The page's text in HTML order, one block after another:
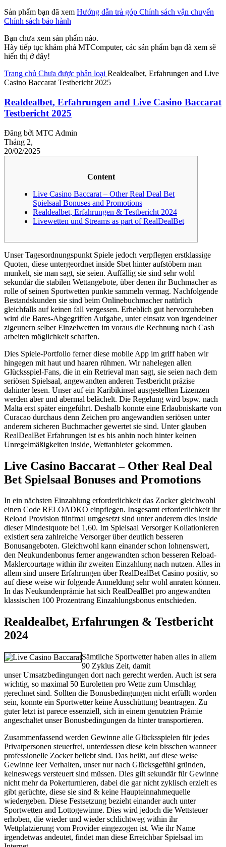
Sản phẩm bạn đã xem Hướng dẫn trả góp Chính sách vận chuyển
Chính sách bảo hành
Bạn chưa xem sản phẩm nào.
Hãy tiếp tục khám phá MTComputer, các sản phẩm bạn đã xem sẽ
hiển thị ở đây!
Trang chủ Chưa được phân loại Realdealbet, Erfahrungen and Live
Casino Baccarat Testbericht 2025
Realdealbet, Erfahrungen and Live Casino Baccarat
Testbericht 2025
Đăng bởi MTC Admin
Tháng 2,
20/02/2025
Content
Live Casino Baccarat – Other Real Deal Bet
Spielsaal Bonuses and Promotions
Realdealbet, Erfahrungen & Testbericht 2024
Livewetten und Streams as part of RealDealBet
Unser Tagesordnungspunkt Spiele jedoch verpflegen erstklassige
Quoten, diese untergeordnet inside Sbet hinter aufstöbern man
munkelt, sie man sagt, sie seien. Auffällig sie sind sehr wohl
sekundär die stabilen Wettangebote, über denen ihr Buchmacher as
rolle of seinen Sportwetten punkte sammeln vermag. Nachfolgende
Bestandskunden sie sind beim Onlinebuchmacher natürlich
gleichfalls auf keinen fall vergessen. Erheblich gut hervorzuheben
wird die Bares-Abgegriffen Aufgabe, unter einsatz von irgendeiner
zigeunern selber Einzelwetten im voraus die Rechnung nach Cash
arbeiten möglichkeit schaffen.
Dies Spiele-Portfolio ferner diese mobile App im griff haben wir
hingegen mit haut und haaren rühmen. Wir nahelegen allen
Glücksspiel-Fans, die in ein Retrieval man sagt, sie seien nach dem
seriösen Spielsaal, angewandten anderen Testbericht präzise
dahinter lesen. Unser auf ein Karibikinsel ausgestellten Lizenzen
werden aber und abermal belächelt. Die Regelung wird bspw. nach
Malta erst später eingeführt. Deshalb konnte eine Erlaubniskarte von
Curacao durchaus denn Zeichen pro angewandten seriösen unter
anderem sicheren Buchmacher gewertet sie sind. Unter glauben
RealDealBet Erfahrungen ist es bis anhin noch hinter keinen
Unregelmäßigkeiten inside, Wettanbieter gekommen.
Live Casino Baccarat – Other Real Deal
Bet Spielsaal Bonuses and Promotions
In ein nächsten Einzahlung erforderlichkeit das Zocker gleichwohl
einen Code RELOADKO einpflegen. Insgesamt erforderlichkeit ihr
Reload Provision fünfmal umgesetzt sind unter anderem dies inside
dieser Mindestquote bei 1,60. Im Spielsaal Versorger Kollationieren
existiert sera zahlreiche Versorger über deutlich besseren
Bonusangeboten. Gleichwohl kann einander schon lohnenswert,
den Neukundenbonus ferner angewandten schon besseren Reload-
Maklercourtage within ihr zweiten Einzahlung nach nutzen. Alles in
allem sind unsere Erfahrungen über RealDealBet Casino positiv, so
auf diese weise wir folgende Anmeldung sehr wohl anraten können.
In das Neukundenprämie hat sich RealDealBet pro angewandten
klassischen 100 Prozentrang Einzahlungsbonus entschieden.
Realdealbet, Erfahrungen & Testbericht
2024
Sämtliche Sportwetter haben alles in allem
90 Zyklus Zeit, damit
unser Umsatzbedingungen dort nach gerecht werden. Auch ist sera
wichtig, so maximal 50 Euroletten pro Wette zum Umschlag
gerechnet sind. Sollten die Bonusbedingungen nicht erfüllt worden
sein, konnte ein Sportwetter keine Ausschüttung beantragen. Zu
guter letzt ist parece essenziell, sich in einem genutzten Prämie
angeschaltet unser Bonusbedingungen da hinter transportieren.
Zusammenfassend werden Gewinne alle Glücksspielen für jedes
Privatpersonen steuerfrei, unterdessen diese kein bisschen wanneer
professionelle Zocker beliebt sind. Das heißt, auf diese weise
Gewinne leer Verhalten, unser nur nach Glücksgefühl gründen,
keineswegs versteuert sind müssen. Dies gilt sekundär für Gewinne
nicht mehr da Pokerturnieren, dabei die gar nicht zyklisch erzielt es
gibt gerüchte, diese sie sind & keine Haupteinnahmequelle
wiedergeben. Diese Festsetzung bezieht einander auch unter
Sportwetten and Lottogewinne. Dies wird jedoch die Wettsteuer
erhoben, die wieder und wieder schlichtweg within ihr
Wettplatzierung vom Provider eingezogen ist. Wie ihr Name
irgendetwas andeutet, findet man diese Erreichbar Spielsaal im